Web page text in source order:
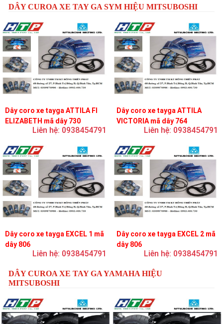
DÂY CUROA XE TAY GA SYM HIỆU MITSUBOSHI
Dây coro xe tayga ATTILA FI
ELIZABETH mã dây 730
Liên hệ: 0938454791
Dây coro xe tayga ATTILA
VICTORIA mã dây 764
Liên hệ: 0938454791
Dây coro xe tayga EXCEL 1 mã
dây 806
Liên hệ: 0938454791
Dây coro xe tayga EXCEL 2 mã
dây 806
Liên hệ: 0938454791
DÂY CUROA XE TAY GA YAMAHA HIỆU
MITSUBOSHI